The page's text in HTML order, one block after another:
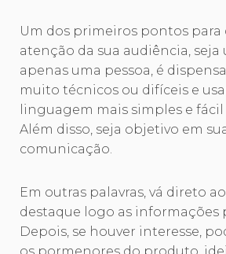
Um dos primeiros pontos para
atenção da sua audiência,
apenas uma pessoa, é
muito técnicos ou difíceis e
linguagem mais simples e
Além disso, seja objetivo em
comunicação.
Em outras palavras, vá direto
destaque logo as informações
Depois, se houver interesse,